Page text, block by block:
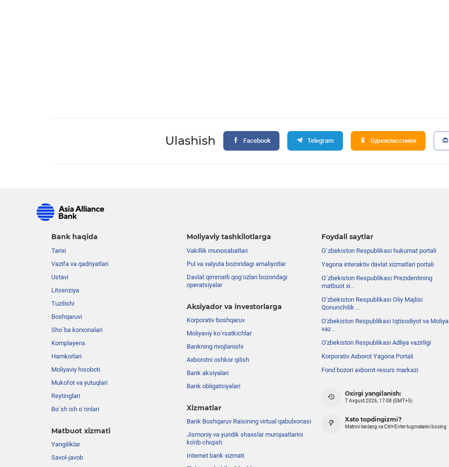
Ulashish Facebook Telegram Одноклассники
Bank haqida
Tarixi
Vazifa va qadriyatlari
Ustavi
Litsenziya
Tuzilishi
Boshqaruvi
Sho`ba korxonalari
Komplayens
Hamkorlari
Moliyaviy hisoboti
Mukofot va yutuqlari
Reytinglari
Bo`sh ish o`rinlari
Matbuot xizmati
Yangiliklar
Savol-javob
Moliyaviy tashkilotlarga
Vakillik munosabatlari
Pul va valyuta bozoridagi amaliyotlar
Davlat qimmatli qog‘ozlari bozoridagi
operatsiyalar
Aksiyador va investorlarga
Korporativ boshqaruv
Moliyaviy ko`rsatkichlar
Bankning rivojlanishi
Axborotni oshkor qilish
Bank aksiyalari
Bank obligatsiyalari
Xizmatlar
Bank Boshqaruv Raisining virtual qabulxonasi
Jismoniy va yuridik shaxslar murojaatlarini
ko'rib chiqish
Internet bank xizmati
Foydali saytlar
O`zbekiston Respublikasi hukumat portali
Yagona interaktiv davlat xizmatlari portali
O`zbekiston Respublikasi Prezidentining
matbuot xi...
Oʼzbekiston Respublikasi Oliy Majlisi
Qonunchilik ...
O'zbekiston Respublikasi Iqtisodiyot va Moliya
vaz...
O'zbekiston Respublikasi Adliya vazirligi
Korporativ Axborot Yagona Portali
Fond bozori axborot-resurs markazi
Oxirgi yangilanish:
7 Avgust 2026, 17:08 (GMT+5)
Xato topdingizmi?
Matnni tanlang va Ctrl+Enter tugmalarini bosing